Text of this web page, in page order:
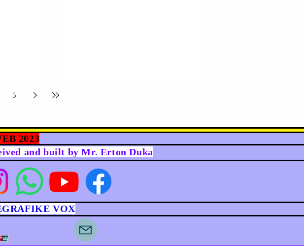
5
2023
and built by Mr. Erton Duka
VOX